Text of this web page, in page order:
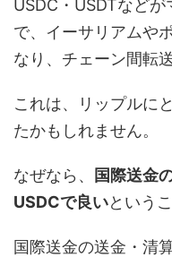
USDC・USDTなど
で、イーサリアムや
なり、チェーン間転
これは、リップルに
たかもしれません。
なぜなら、 国際送金
USDCで良いという
国際送金の送金・清